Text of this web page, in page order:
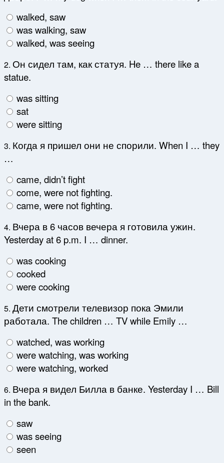
walked, saw
was walking, saw
walked, was seeing
2. Он сидел там, как статуя. He … there like a
statue.
was sitting
sat
were sitting
3. Когда я пришел они не спорили. When I … they
…
came, didn’t fight
come, were not fighting.
came, were not fighting.
4. Вчера в 6 часов вечера я готовила ужин.
Yesterday at 6 p.m. I … dinner.
was cooking
cooked
were cooking
5. Дети смотрели телевизор пока Эмили
работала. The children … TV while Emily …
watched, was working
were watching, was working
were watching, worked
6. Вчера я видел Билла в банке. Yesterday I … Bill
in the bank.
saw
was seeing
seen